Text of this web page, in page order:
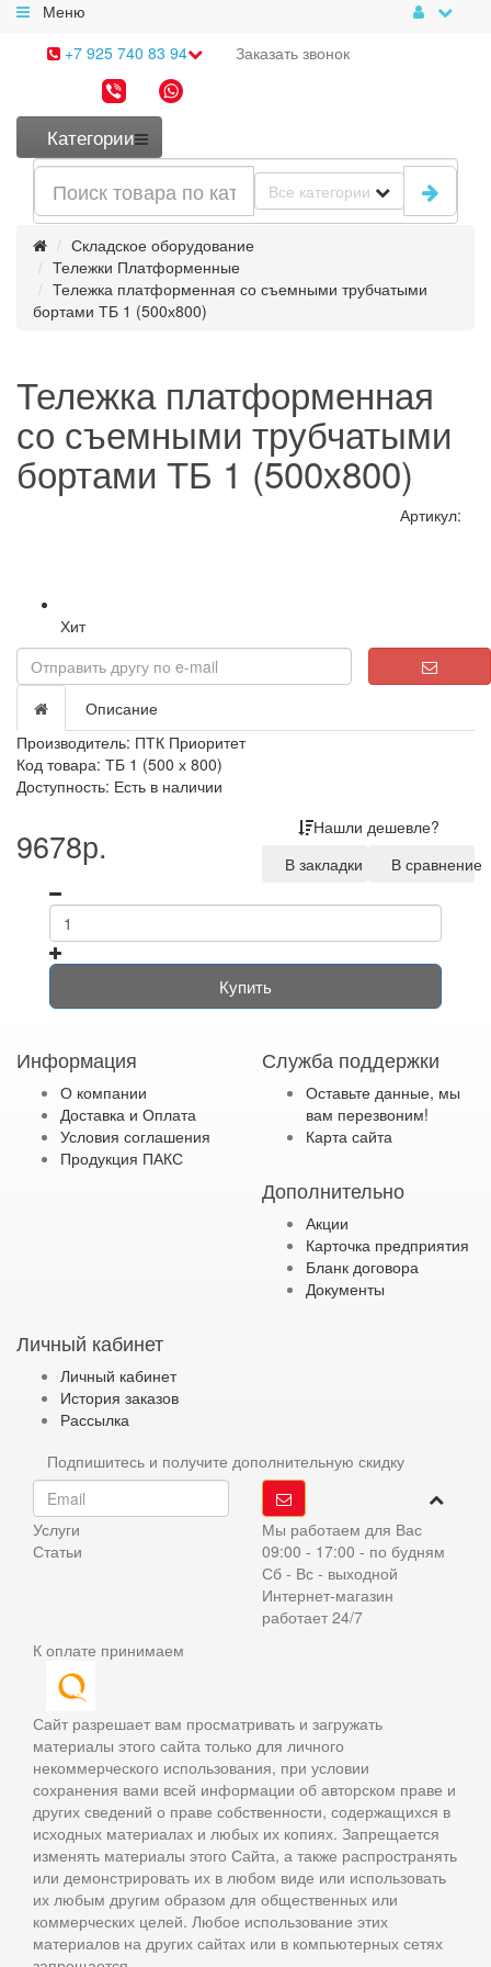
Меню
+7 925 740 83 94
Заказать звонок
Категории
Все категории
Складское оборудование
Тележки Платформенные
Тележка платформенная со съемными трубчатыми
бортами ТБ 1 (500х800)
Тележка платформенная
со съемными трубчатыми
бортами ТБ 1 (500х800)
Артикул:
Хит
Описание
Производитель: ПТК Приоритет
Код товара: ТБ 1 (500 х 800)
Доступность: Есть в наличии
9678р.
Нашли дешевле?
В закладки
В сравнение
Купить
Информация
О компании
Доставка и Оплата
Условия соглашения
Продукция ПАКС
Служба поддержки
Оставьте данные, мы
вам перезвоним!
Карта сайта
Дополнительно
Акции
Карточка предприятия
Бланк договора
Документы
Личный кабинет
Личный кабинет
История заказов
Рассылка
Подпишитесь и получите дополнительную скидку
Услуги
Статьи
Мы работаем для Вас
09:00 - 17:00 - по будням
Сб - Вс - выходной
Интернет-магазин
работает 24/7
К оплате принимаем
Сайт разрешает вам просматривать и загружать
материалы этого сайта только для личного
некоммерческого использования, при условии
сохранения вами всей информации об авторском праве и
других сведений о праве собственности, содержащихся в
исходных материалах и любых их копиях. Запрещается
изменять материалы этого Сайта, а также распространять
или демонстрировать их в любом виде или использовать
их любым другим образом для общественных или
коммерческих целей. Любое использование этих
материалов на других сайтах или в компьютерных сетях